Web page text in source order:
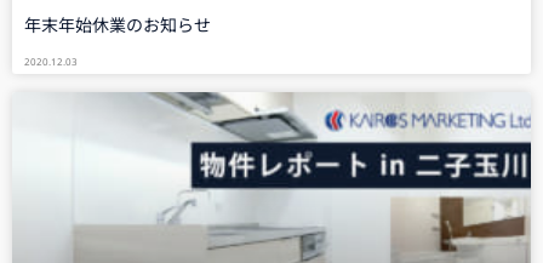
年末年始休業のお知らせ
2020.12.03